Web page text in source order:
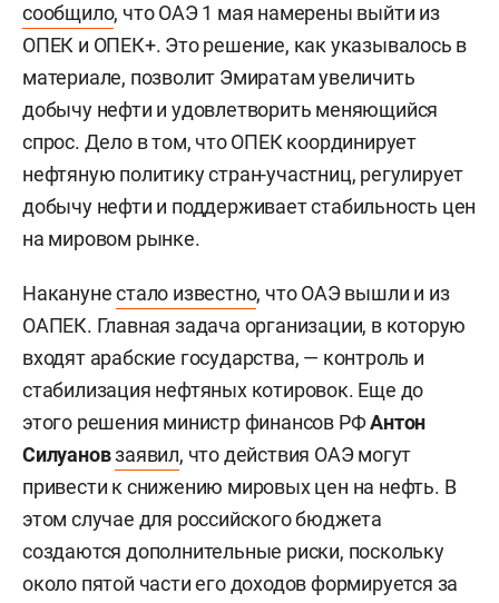
сообщило, что ОАЭ 1 мая намерены выйти из
ОПЕК и ОПЕК+. Это решение, как указывалось в
материале, позволит Эмиратам увеличить
добычу нефти и удовлетворить меняющийся
спрос. Дело в том, что ОПЕК координирует
нефтяную политику стран-участниц, регулирует
добычу нефти и поддерживает стабильность цен
на мировом рынке.
Наканунестало известно, что ОАЭ вышли и из
ОАПЕК. Главная задача организации, в которую
входят арабские государства, — контроль и
стабилизация нефтяных котировок. Еще до
этого решения министр финансов РФАнтон
Силуановзаявил, что действия ОАЭ могут
привести к снижению мировых цен на нефть. В
этом случае для российского бюджета
создаются дополнительные риски, поскольку
около пятой части его доходов формируется за